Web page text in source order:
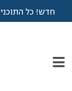
חדש! כל
עמוד הבית >מכתבי